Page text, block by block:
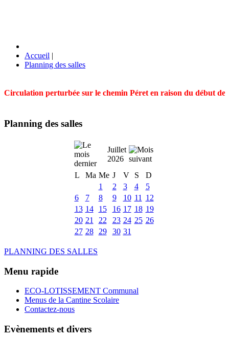
Accueil |
Planning des salles
Circulation perturbée sur le chemin Péret en raison du début
Planning des salles
Juillet
2026
L
Ma Me J V S
D
1
2 3 4
5
6
7 8 9 10 11
12
13 14 15 16 17 18 19
20 21 22 23 24 25 26
27 28 29 30 31
PLANNING DES SALLES
Menu rapide
ECO-LOTISSEMENT Communal
Menus de la Cantine Scolaire
Contactez-nous
Evènements et divers